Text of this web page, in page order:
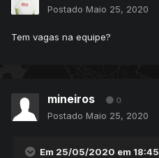
Postado Maio 25, 2020
Tem vagas na equipe?
mineiros 0
Postado Maio 25, 2020
Em 25/05/2020 em 18:45,